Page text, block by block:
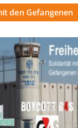
den Gefangenen